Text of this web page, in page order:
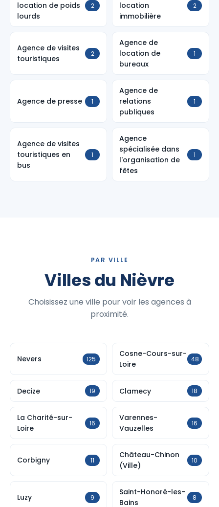
location de poids
lourds
2
location
immobilière
2
Agence de visites
touristiques
2
Agence de
location de
bureaux
1
Agence de presse 1
Agence de
relations
publiques
1
Agence de visites
touristiques en
bus
1
Agence
spécialisée dans
l'organisation de
fêtes
1
PAR VILLE
Villes du Nièvre
Choisissez une ville pour voir les agences à
proximité.
Nevers 125
Cosne-Cours-sur-
Loire
48
Decize 19 Clamecy 18
La Charité-sur-
Loire
16
Varennes-
Vauzelles
16
Corbigny 11
Château-Chinon
(Ville)
10
Luzy 9
Saint-Honoré-les-
Bains
8